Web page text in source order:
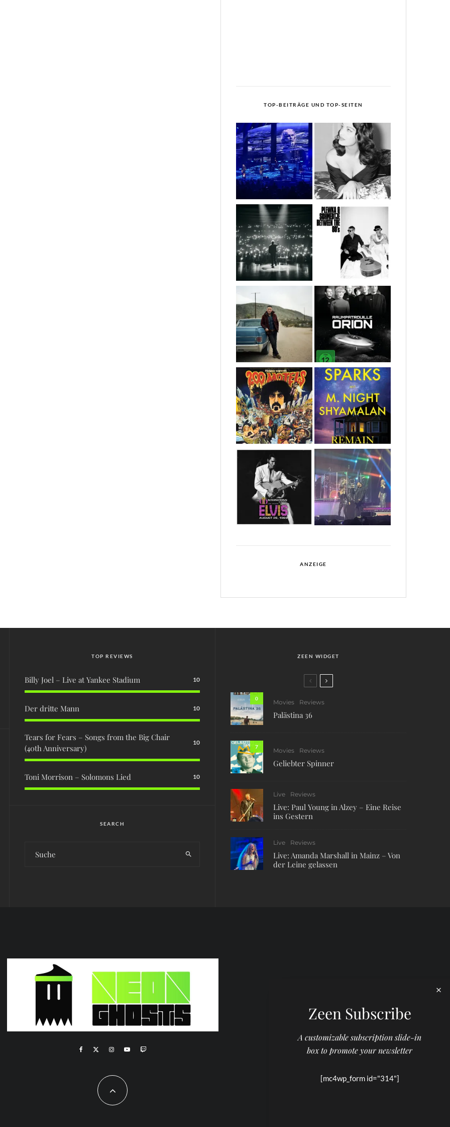
TOP-BEITRÄGE UND TOP-SEITEN
ANZEIGE
TOP REVIEWS
Billy Joel – Live at Yankee Stadium 10
Der dritte Mann 10
Tears for Fears – Songs from the Big Chair
(40th Anniversary)
10
Toni Morrison – Solomons Lied 10
SEARCH
ZEEN WIDGET
0
Movies Reviews
Palästina 36
7
Movies Reviews
Geliebter Spinner
Live Reviews
Live: Paul Young in Alzey – Eine Reise
ins Gestern
Live Reviews
Live: Amanda Marshall in Mainz – Von
der Leine gelassen
Zeen Subscribe
A customizable subscription slide-in
box to promote your newsletter
[mc4wp_form id="314"]